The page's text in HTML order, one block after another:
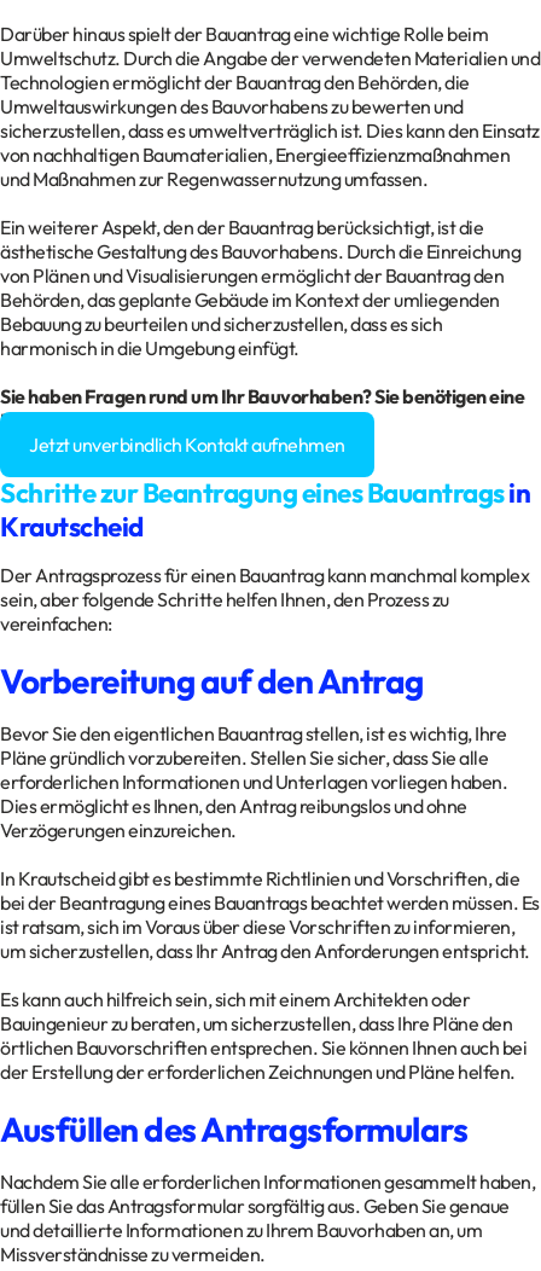
Darüber hinaus spielt der Bauantrag eine wichtige Rolle beim
Umweltschutz. Durch die Angabe der verwendeten Materialien und
Technologien ermöglicht der Bauantrag den Behörden, die
Umweltauswirkungen des Bauvorhabens zu bewerten und
sicherzustellen, dass es umweltverträglich ist. Dies kann den Einsatz
von nachhaltigen Baumaterialien, Energieeffizienzmaßnahmen
und Maßnahmen zur Regenwassernutzung umfassen.
Ein weiterer Aspekt, den der Bauantrag berücksichtigt, ist die
ästhetische Gestaltung des Bauvorhabens. Durch die Einreichung
von Plänen und Visualisierungen ermöglicht der Bauantrag den
Behörden, das geplante Gebäude im Kontext der umliegenden
Bebauung zu beurteilen und sicherzustellen, dass es sich
harmonisch in die Umgebung einfügt.
Sie haben Fragen rund um Ihr Bauvorhaben? Sie benötigen eine
Baugenehmigung?
Jetzt unverbindlich Kontakt aufnehmen
Schritte zur Beantragung eines Bauantragsin
Krautscheid
Der Antragsprozess für einen Bauantrag kann manchmal komplex
sein, aber folgende Schritte helfen Ihnen, den Prozess zu
vereinfachen:
Vorbereitung auf den Antrag
Bevor Sie den eigentlichen Bauantrag stellen, ist es wichtig, Ihre
Pläne gründlich vorzubereiten. Stellen Sie sicher, dass Sie alle
erforderlichen Informationen und Unterlagen vorliegen haben.
Dies ermöglicht es Ihnen, den Antrag reibungslos und ohne
Verzögerungen einzureichen.
In Krautscheid gibt es bestimmte Richtlinien und Vorschriften, die
bei der Beantragung eines Bauantrags beachtet werden müssen. Es
ist ratsam, sich im Voraus über diese Vorschriften zu informieren,
um sicherzustellen, dass Ihr Antrag den Anforderungen entspricht.
Es kann auch hilfreich sein, sich mit einem Architekten oder
Bauingenieur zu beraten, um sicherzustellen, dass Ihre Pläne den
örtlichen Bauvorschriften entsprechen. Sie können Ihnen auch bei
der Erstellung der erforderlichen Zeichnungen und Pläne helfen.
Ausfüllen des Antragsformulars
Nachdem Sie alle erforderlichen Informationen gesammelt haben,
füllen Sie das Antragsformular sorgfältig aus. Geben Sie genaue
und detaillierte Informationen zu Ihrem Bauvorhaben an, um
Missverständnisse zu vermeiden.